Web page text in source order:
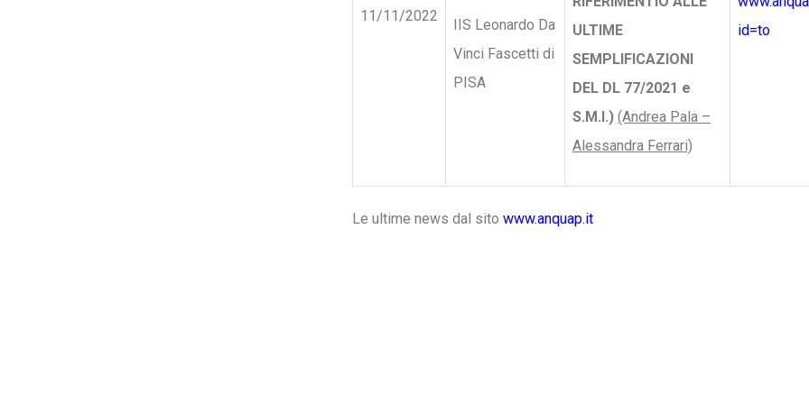
11/11/2022
IIS Leonardo Da
Vinci Fascetti di
PISA
ULTIME
SEMPLIFICAZIONI
DEL DL 77/2021 e
S.M.I.) (Andrea Pala –
Alessandra Ferrari)
id=to
Le ultime news dal sito www.anquap.it